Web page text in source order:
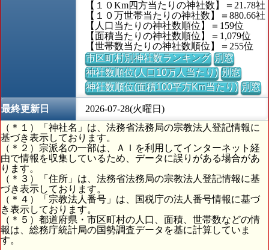
【１０Km四方当たりの神社数】＝21.78社
【１０万世帯当たりの神社数】＝880.66社
【人口当たりの神社数順位】＝159位
【面積当たりの神社数順位】＝1,079位
【世帯数当たりの神社数順位】＝255位
市区町村別神社数ランキング 別窓
神社数順位(人口10万人当たり) 別窓
神社数順位(面積100平方Km当たり) 別窓
最終更新日
2026-07-28(火曜日)
（＊１）「神社名」は、法務省法務局の宗教法人登記情報に
基づき表示しております。
（＊２）宗派名の一部は、ＡＩを利用してインターネット経
由で情報を収集しているため、データに誤りがある場合があ
ります。
（＊３）「住所」は、法務省法務局の宗教法人登記情報に基
づき表示しております。
（＊４）「宗教法人番号」は、国税庁の法人番号情報に基づ
き表示しております。
（＊５）都道府県・市区町村の人口、面積、世帯数などの情
報は、総務庁統計局の国勢調査データを基に計算していま
す。